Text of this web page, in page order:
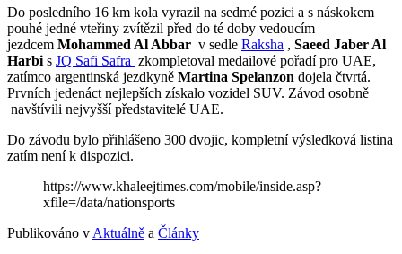
Do posledního 16 km kola vyrazil na sedmé pozici a s náskokem
pouhé jedné vteřiny zvítězil před do té doby vedoucím
jezdcem Mohammed Al Abbar v sedle Raksha , Saeed Jaber Al
Harbi s JQ Safi Safra zkompletoval medailové pořadí pro UAE,
zatímco argentinská jezdkyně Martina Spelanzon dojela čtvrtá.
Prvních jedenáct nejlepších získalo vozidel SUV. Závod osobně
navštívili nejvyšší představitelé UAE.
Do závodu bylo přihlášeno 300 dvojic, kompletní výsledková listina
zatím není k dispozici.
https://www.khaleejtimes.com/mobile/inside.asp?
xfile=/data/nationsports
Publikováno v Aktuálně a Články